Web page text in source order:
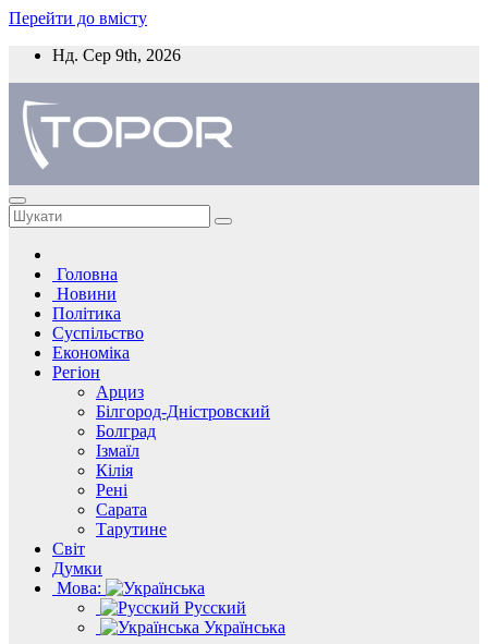
Перейти до вмісту
Нд. Сер 9th, 2026
Головна
Новини
Політика
Суспільство
Економіка
Регіон
Арциз
Білгород-Дністровский
Болград
Ізмаїл
Кілія
Рені
Сарата
Тарутине
Світ
Думки
Мова:
Русский
Українська